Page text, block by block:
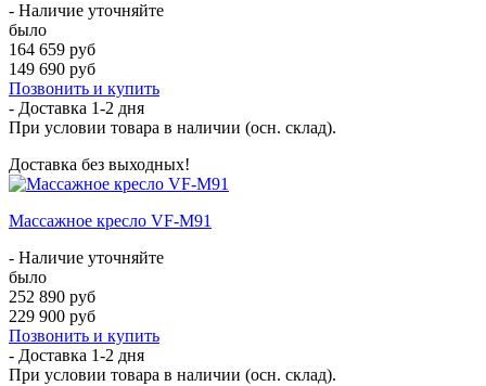
- Наличие уточняйте
было
164 659 руб
149 690 руб
Позвонить и купить
- Доставка 1-2 дня
При условии товара в наличии (осн. склад).
Доставка без выходных!
Массажное кресло VF-M91
- Наличие уточняйте
было
252 890 руб
229 900 руб
Позвонить и купить
- Доставка 1-2 дня
При условии товара в наличии (осн. склад).